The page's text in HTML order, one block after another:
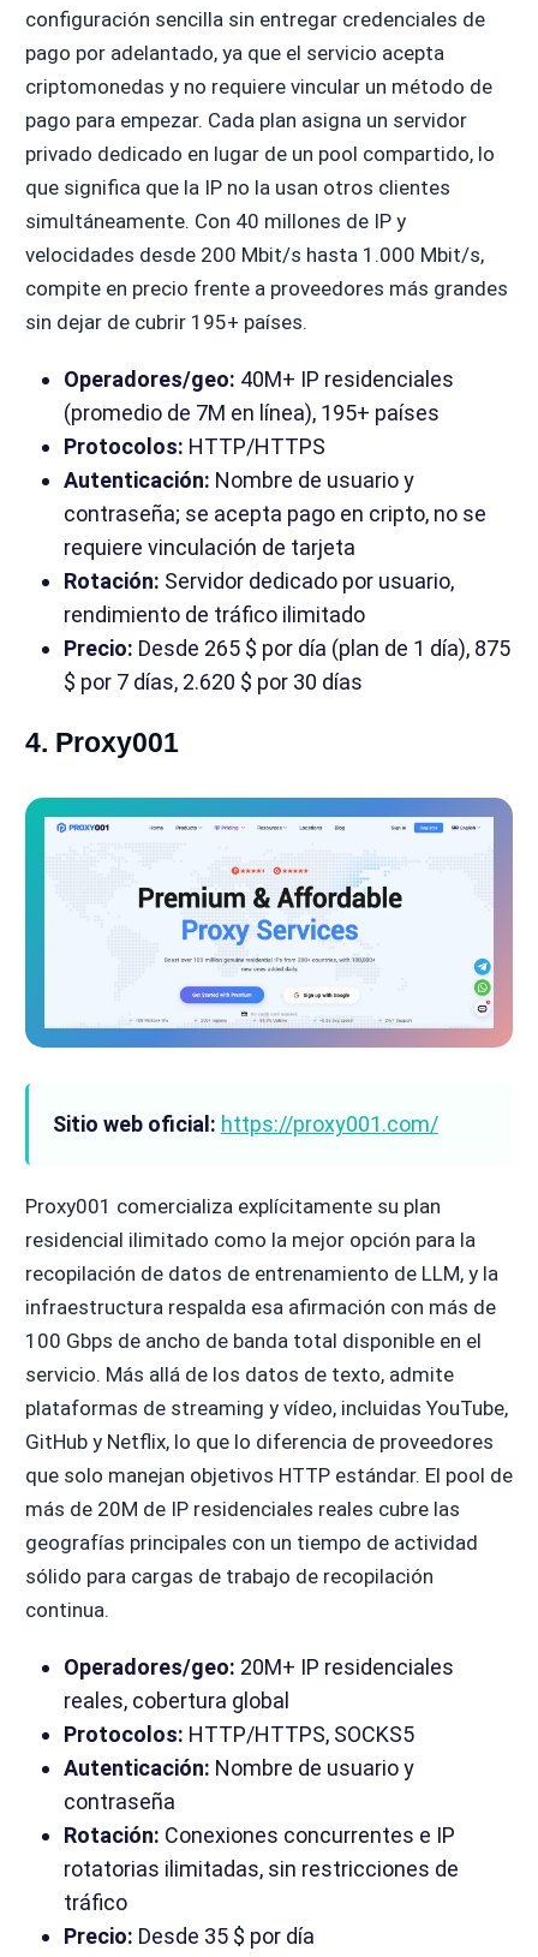
configuración sencilla sin entregar credenciales de
pago por adelantado, ya que el servicio acepta
criptomonedas y no requiere vincular un método de
pago para empezar. Cada plan asigna un servidor
privado dedicado en lugar de un pool compartido, lo
que significa que la IP no la usan otros clientes
simultáneamente. Con 40 millones de IP y
velocidades desde 200 Mbit/s hasta 1.000 Mbit/s,
compite en precio frente a proveedores más grandes
sin dejar de cubrir 195+ países.
Operadores/geo: 40M+ IP residenciales
(promedio de 7M en línea), 195+ países
Protocolos: HTTP/HTTPS
Autenticación: Nombre de usuario y
contraseña; se acepta pago en cripto, no se
requiere vinculación de tarjeta
Rotación: Servidor dedicado por usuario,
rendimiento de tráfico ilimitado
Precio: Desde 265 $ por día (plan de 1 día), 875
$ por 7 días, 2.620 $ por 30 días
4. Proxy001
Sitio web oficial: https://proxy001.com/
Proxy001 comercializa explícitamente su plan
residencial ilimitado como la mejor opción para la
recopilación de datos de entrenamiento de LLM, y la
infraestructura respalda esa afirmación con más de
100 Gbps de ancho de banda total disponible en el
servicio. Más allá de los datos de texto, admite
plataformas de streaming y vídeo, incluidas YouTube,
GitHub y Netflix, lo que lo diferencia de proveedores
que solo manejan objetivos HTTP estándar. El pool de
más de 20M de IP residenciales reales cubre las
geografías principales con un tiempo de actividad
sólido para cargas de trabajo de recopilación
continua.
Operadores/geo: 20M+ IP residenciales
reales, cobertura global
Protocolos: HTTP/HTTPS, SOCKS5
Autenticación: Nombre de usuario y
contraseña
Rotación: Conexiones concurrentes e IP
rotatorias ilimitadas, sin restricciones de
tráfico
Precio: Desde 35 $ por día